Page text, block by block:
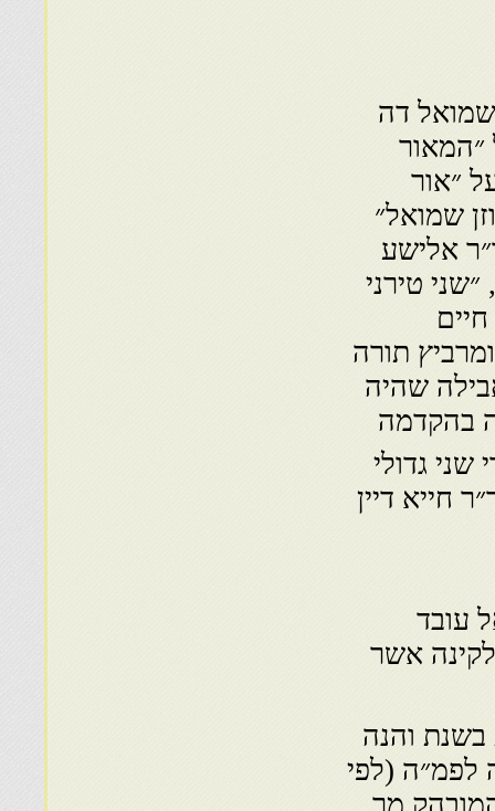
שמואל דה
״המאור
״אור
שמואל״
אלישע
טירני
תורה
שהיה
בהקדמה
שני גדולי
חייא דיין
ר׳ רפאל עובד
אשר
והנה
לפמ״ה (לפי
מר